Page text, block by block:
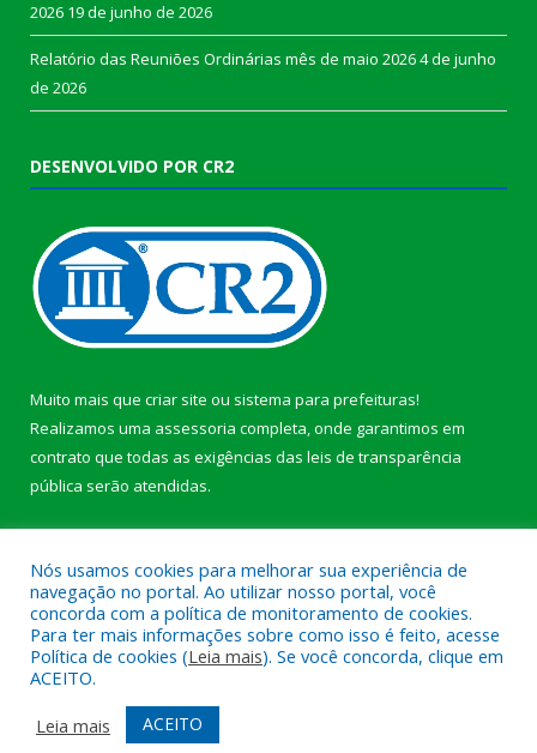
2026 19 de junho de 2026
Relatório das Reuniões Ordinárias mês de maio 20264 de junho
de 2026
DESENVOLVIDO POR CR2
Muito mais que criar site ou sistema para prefeituras!
Realizamos uma assessoria completa, onde garantimos em
contrato que todas as exigências das leis de transparência
pública serão atendidas.
Todos os direitos reservados a Câmara Municipal de Anajás.
Mapa do Site
Acessar Área Administrativa
Acessar Webmail
Nós usamos cookies para melhorar sua experiência de
navegação no portal. Ao utilizar nosso portal, você
concorda com a política de monitoramento de cookies.
Para ter mais informações sobre como isso é feito, acesse
Política de cookies (Leia mais). Se você concorda, clique em
ACEITO.
Leia mais
ACEITO